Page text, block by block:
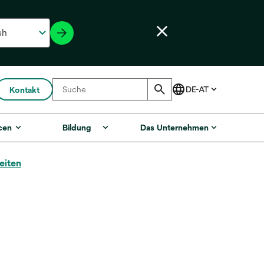
Kontakt
Bildung Das Unternehmen